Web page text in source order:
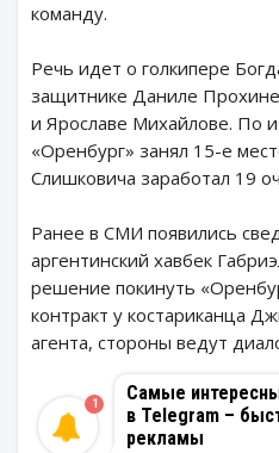
команду.
Речь идет о голкипере
защитнике Даниле
и Ярославе Михайлове. По
«Оренбург» занял 15-е
Слишковича заработал 19
Ранее в СМИ появились
аргентинский хавбек
решение покинуть
контракт у костариканца
агента, стороны ведут
Самые
в Telegram –
рекламы
1